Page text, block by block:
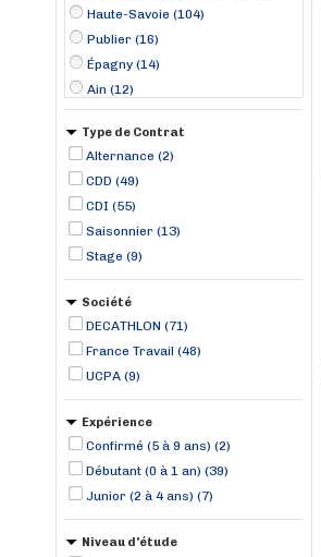
Haute-Savoie (104)
Publier (16)
Épagny (14)
Ain (12)
Albertville (10)
Annecy (10)
Annemasse (10)
Thoiry (9)
Chamonix-Mont-Blanc (8)
Saint-Gervais-les-Bains (5)
Neydens (4)
Type de Contrat
Alternance (2)
CDD (49)
CDI (55)
Saisonnier (13)
Stage (9)
Société
DECATHLON (71)
France Travail (48)
UCPA (9)
Expérience
Confirmé (5 à 9 ans) (2)
Débutant (0 à 1 an) (39)
Junior (2 à 4 ans) (7)
Niveau d'étude